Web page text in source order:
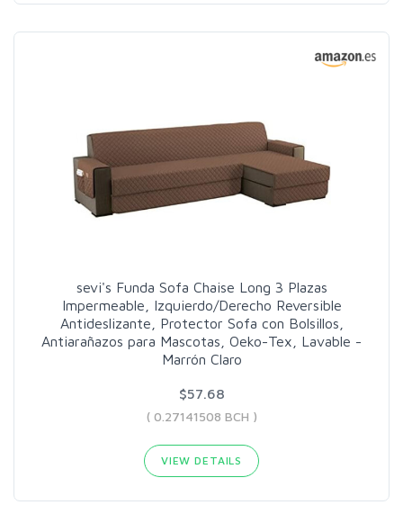
sevi's Funda Sofa Chaise Long 3 Plazas
Impermeable, Izquierdo/Derecho Reversible
Antideslizante, Protector Sofa con Bolsillos,
Antiarañazos para Mascotas, Oeko-Tex, Lavable -
Marrón Claro
$57.68
( 0.27141508 BCH )
VIEW DETAILS